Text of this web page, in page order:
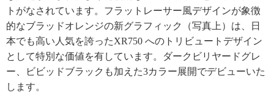
トがなされています。フラットレーサー風デザインが象徴
的なブラッドオレンジの新グラフィック（写真上）は、日
本でも高い人気を誇ったXR750 へのトリビュートデザイン
として特別な価値を有しています。ダークビリヤードグレ
ー、ビビッドブラックも加えた3カラー展開でデビューいた
します。